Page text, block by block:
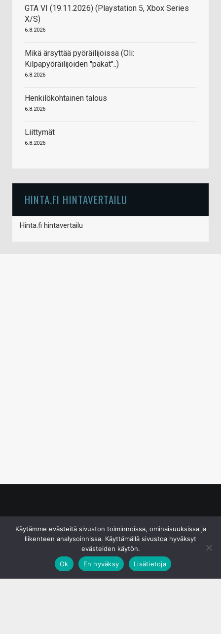
GTA VI (19.11.2026) (Playstation 5, Xbox Series
X/S)
6.8.2026
Mikä ärsyttää pyöräilijöissä (Oli:
Kilpapyöräilijöiden "pakat"..)
6.8.2026
Henkilökohtainen talous
6.8.2026
Liittymät
6.8.2026
HINTA.FI HINTAVERTAILU
Hinta.fi hintavertailu
Käytämme evästeitä sivuston toiminnoissa, ominaisuuksissa ja
liikenteen analysoinnissa. Käyttämällä sivustoa hyväksyt
evästeiden käytön.
Ok
En hyväksy Lisätietoja